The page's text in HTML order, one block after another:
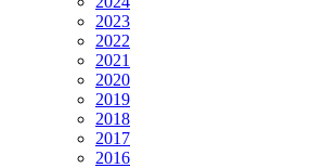
2023
2022
2021
2020
2019
2018
2017
2016